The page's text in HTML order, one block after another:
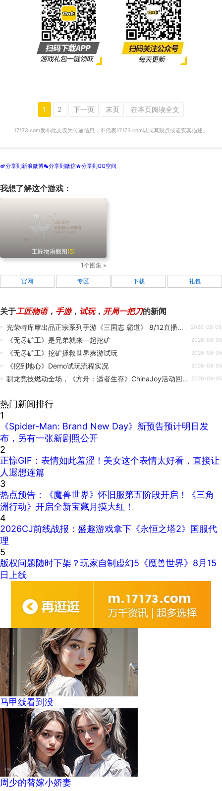
1 2 下一页 末页 在本页阅读全文
17173.com发布此文仅为传递信息，不代表17173.com认同其观点或证实其描述。
t分享到新浪微博w分享到微信z分享到QQ空间
我想了解这个游戏：
工匠物语截图(5)
1个图集 »
官网 专区 下载 礼包
关于工匠物语， 手游， 试玩， 开局一把刀的新闻
光荣特库摩出品正宗系列手游《三国志 霸道》 8/12直播消息预告 宣布最新强档内容 2026-08-06
《无尽矿工》是兄弟就来一起挖矿 2026-08-05
《无尽矿工》挖矿拯救世界爽游试玩 2026-08-05
《挖到地心》Demo试玩流程实况 2026-08-05
驯龙竞技燃动全场，《方舟：适者生存》ChinaJoy活动回顾 2026-08-05
热门新闻排行
1
《Spider-Man: Brand New Day》新预告预计明日发
布，另有一张新剧照公开
2
正惊GIF：表情如此羞涩！美女这个表情太好看，直接让
人遐想连篇
3
热点预告：《魔兽世界》怀旧服第五阶段开启！《三角
洲行动》开启全新宝藏月摸大红！
4
2026CJ前线战报：盛趣游戏拿下《永恒之塔2》国服代
理
5
版权问题随时下架？玩家自制虚幻5《魔兽世界》8月15
日上线
马甲线看到没
周少的替嫁小娇妻